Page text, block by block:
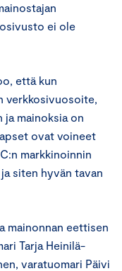
ei ole
että kun
verkkosivuosoite,
mainoksia on
ovat voineet
markkinoinnin
siten hyvän tavan
mainonnan eettisen
Tarja Heinilä-
varatuomari Päivi